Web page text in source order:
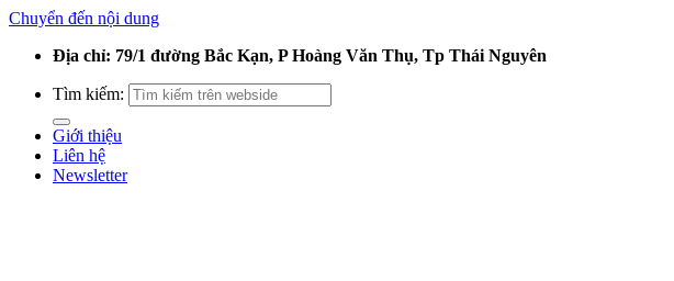
Chuyển đến nội dung
Địa chỉ: 79/1 đường Bắc Kạn, P Hoàng Văn Thụ, Tp Thái Nguyên
Tìm kiếm:
Giới thiệu
Liên hệ
Newsletter